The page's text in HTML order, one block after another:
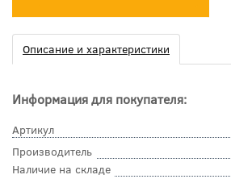
Описание и характеристики
Информация для покупателя:
Артикул
Производитель
Наличие на складе